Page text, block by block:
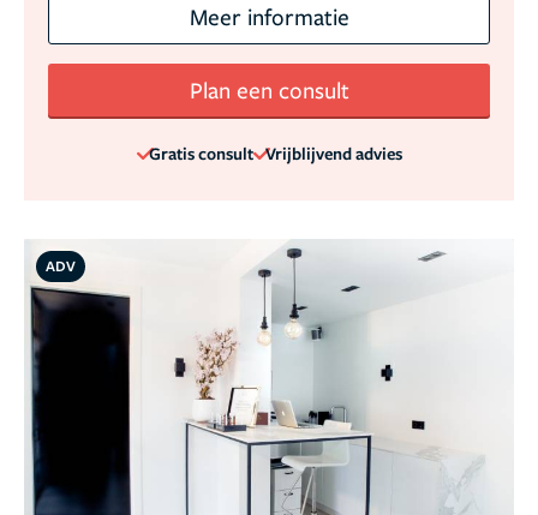
Meer informatie
Plan een consult
Gratis consult Vrijblijvend advies
ADV